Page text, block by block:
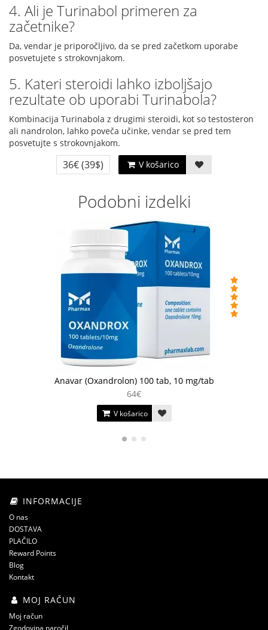
4. Ali je Turinabol primeren za
začetnike?
Da, vendar je priporočljivo, da se pred začetkom uporabe
posvetujete s strokovnjakom.
5. Kateri steroidi lahko izboljšajo
rezultate ob uporabi Turinabola?
Kombinacija Turinabola z drugimi steroidi, kot so testosteron
ali nandrolon, lahko poveča učinke, vendar se pred tem
posvetujte s strokovnjakom.
36€(39$) V košarico
Podobni izdelki
Anavar (Oxandrolon) 100 tab, 10 mg/tab
64€
V košarico
INFORMACIJE
O nas
DOSTAVA
PLAČILO
Reward Points
Blog
Kontakt
MOJ RAČUN
Moj račun
Zgodovina naročil